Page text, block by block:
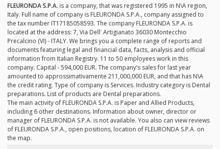
FLEURONDA S.P.A. is a company, that was registered 1995 in N\A region,
Italy. Full name of company is FLEURONDA S.P.A., company assigned to
the tax number IT17185058593. The company FLEURONDA S.P.A. is
located at the address: 7, Via Dell' Artigianato 36030 Montecchio
Precalcino (VI) - ITALY. We brings you a complete range of reports and
documents featuring legal and financial data, facts, analysis and official
information from Italian Registry. 11 to 50 employees work in this
company. Capital - 594,000 EUR. The company's sales for last year
amounted to approssimativamente 211,000,000 EUR, and that has N\A
the credit rating. Type of company is Services. Industry category is Dental
preparations. List of products are Dental preparations.
The main activity of FLEURONDA S.P.A. is Paper and Allied Products,
including 6 other destinations. Information about owner, director or
manager of FLEURONDA S.P.A. is not available. You also can view reviews
of FLEURONDA S.P.A., open positions, location of FLEURONDA S.P.A. on
the map.